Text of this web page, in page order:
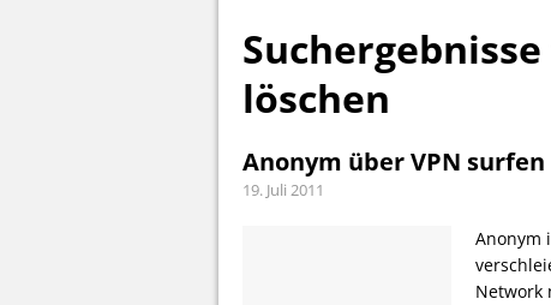
löschen
Anonym über VPN
19. Juli 2011
Anonym
Network